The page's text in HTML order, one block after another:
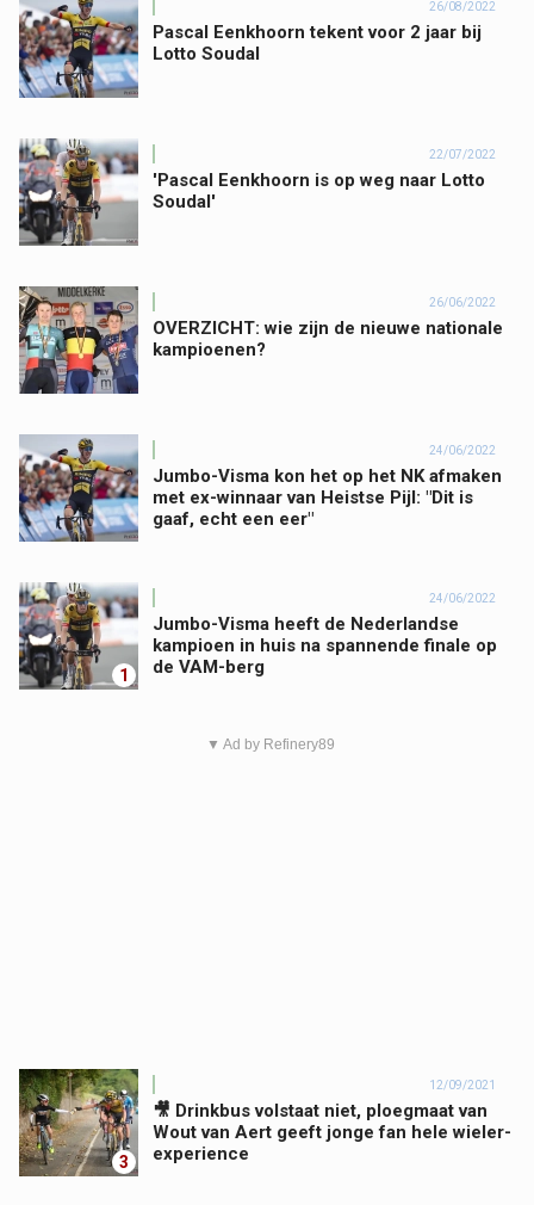
26/08/2022
Pascal Eenkhoorn tekent voor 2 jaar bij
Lotto Soudal
22/07/2022
'Pascal Eenkhoorn is op weg naar Lotto
Soudal'
26/06/2022
OVERZICHT: wie zijn de nieuwe nationale
kampioenen?
24/06/2022
Jumbo-Visma kon het op het NK afmaken
met ex-winnaar van Heistse Pijl: "Dit is
gaaf, echt een eer"
1
24/06/2022
Jumbo-Visma heeft de Nederlandse
kampioen in huis na spannende finale op
de VAM-berg
▼ Ad by Refinery89
3
12/09/2021
🎥 Drinkbus volstaat niet, ploegmaat van
Wout van Aert geeft jonge fan hele wieler-
experience